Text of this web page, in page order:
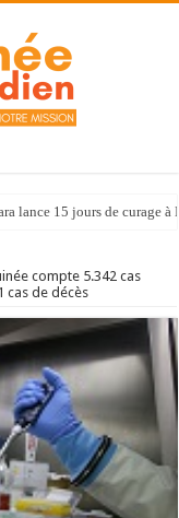
lance 15 jours de curage à
compte 5.342 cas
cas de décès